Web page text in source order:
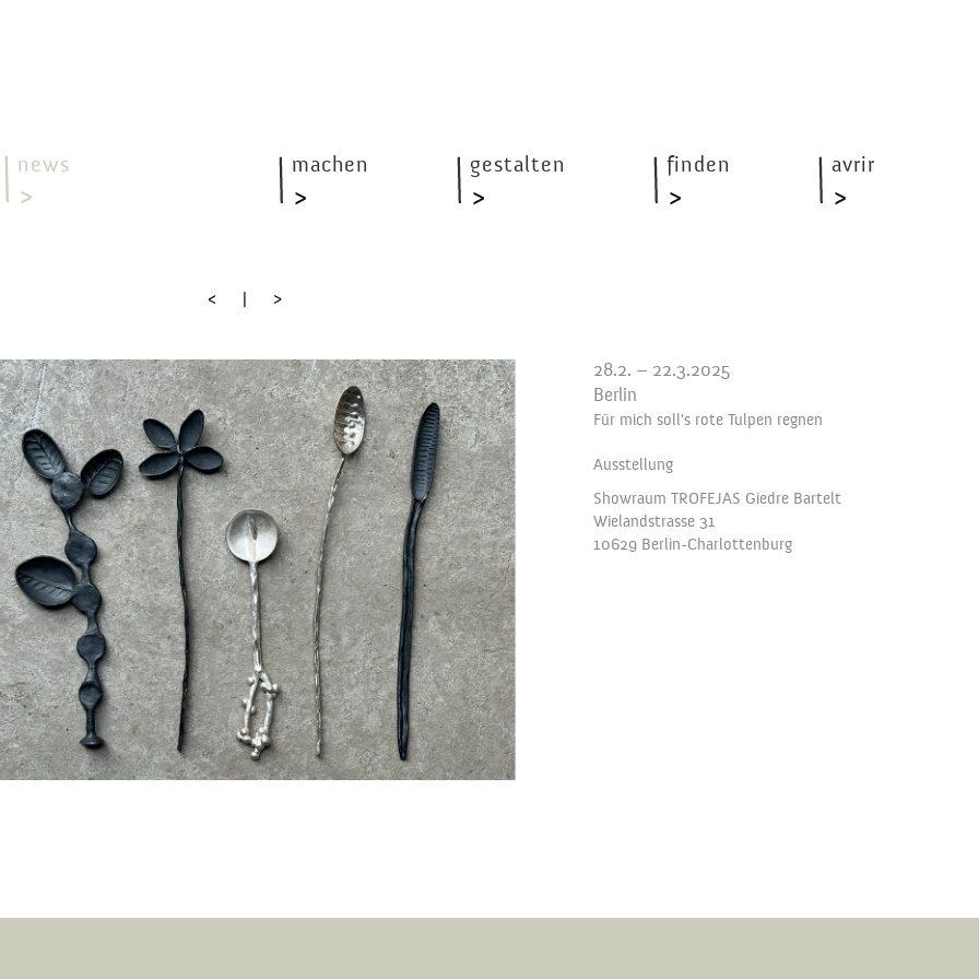
news machen gestalten finden avrir
< >
28.2. – 22.3.2025
Berlin
Für mich soll's rote Tulpen regnen
Ausstellung
Showraum TROFEJAS Giedre Bartelt
Wielandstrasse 31
10629 Berlin-Charlottenburg